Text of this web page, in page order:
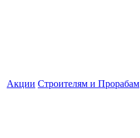
Акции Строителям и Прорабам